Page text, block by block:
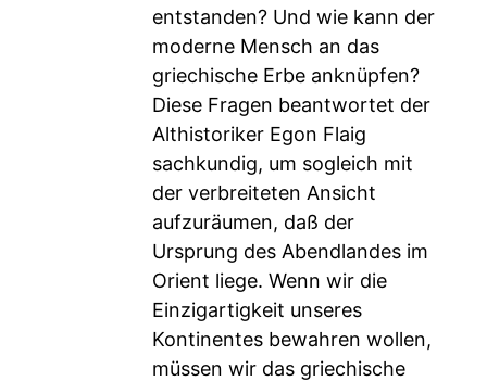
entstanden? Und wie kann der
moderne Mensch an das
griechische Erbe anknüpfen?
Diese Fragen beantwortet der
Althistoriker Egon Flaig
sachkundig, um sogleich mit
der verbreiteten Ansicht
aufzuräumen, daß der
Ursprung des Abendlandes im
Orient liege. Wenn wir die
Einzigartigkeit unseres
Kontinentes bewahren wollen,
müssen wir das griechische